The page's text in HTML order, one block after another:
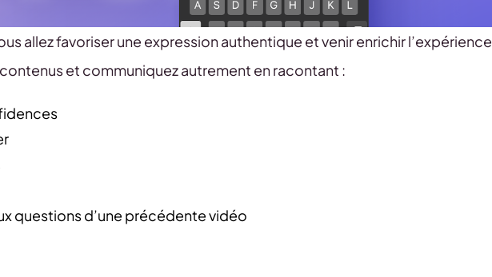
allez favoriser une expression authentique et venir enrichir l’expérience
et communiquez autrement en racontant :
questions d’une précédente vidéo